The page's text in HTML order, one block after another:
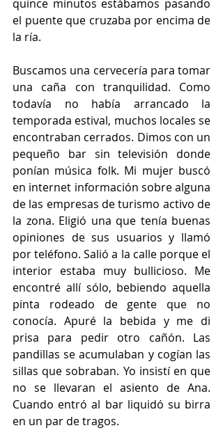
quince minutos estábamos pasando
el puente que cruzaba por encima de
la ría.
Buscamos una cervecería para tomar
una caña con tranquilidad. Como
todavía no había arrancado la
temporada estival, muchos locales se
encontraban cerrados. Dimos con un
pequeño bar sin televisión donde
ponían música folk. Mi mujer buscó
en internet información sobre alguna
de las empresas de turismo activo de
la zona. Eligió una que tenía buenas
opiniones de sus usuarios y llamó
por teléfono. Salió a la calle porque el
interior estaba muy bullicioso. Me
encontré allí sólo, bebiendo aquella
pinta rodeado de gente que no
conocía. Apuré la bebida y me di
prisa para pedir otro cañón. Las
pandillas se acumulaban y cogían las
sillas que sobraban. Yo insistí en que
no se llevaran el asiento de Ana.
Cuando entró al bar liquidó su birra
en un par de tragos.